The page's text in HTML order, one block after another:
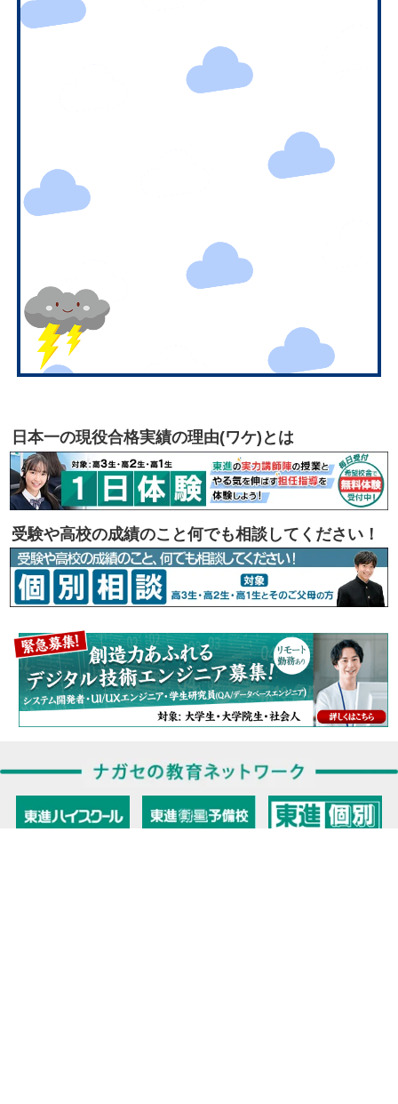
日本一の現役合格実績の理由(ワケ)とは
受験や高校の成績のこと何でも相談してください！